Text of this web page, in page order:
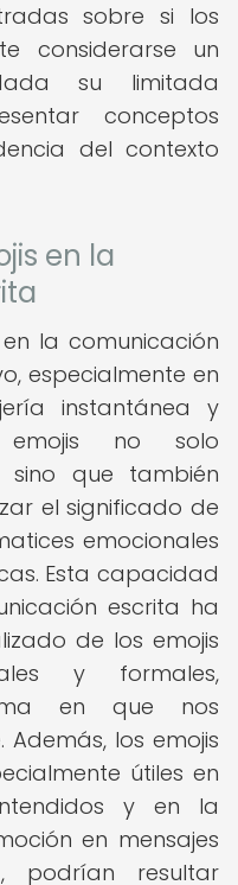
sobre si los
considerarse un
su limitada
conceptos
del contexto
en la
la comunicación
especialmente en
instantánea y
emojis no solo
sino que también
el significado de
emocionales
Esta capacidad
escrita ha
de los emojis
y formales,
en que nos
los emojis
útiles en
y en la
en mensajes
podrían resultar